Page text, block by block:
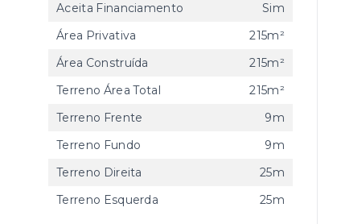
Aceita Financiamento
Sim
Área Privativa
215m²
Área Construída
215m²
Terreno Área Total
215m²
Terreno Frente
9m
Terreno Fundo
9m
Terreno Direita
25m
Terreno Esquerda
25m